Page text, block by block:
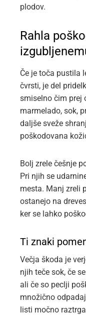
plodov.
Rahla
Če je toča pustila
čvrsti, je del
smiselno čim prej
marmelado, sok,
daljše sveže
poškodovana
Bolj zrele češnje
Pri njih se
mesta. Manj zreli
ostanejo na
ker se lahko
Ti znaki
Večja škoda je
njih teče sok, če
ali če so peclji
množično
listi močno